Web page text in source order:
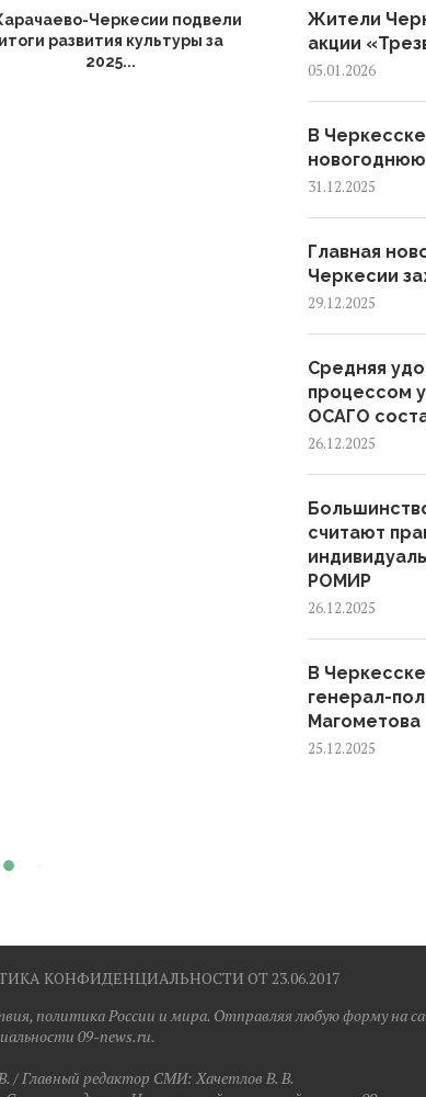
Черкесии подвели
итоги развития культуры за
2025...
Жители
акции
05.01.2026
В
31.12.2025
Главная
Черкесии
29.12.2025
Средняя
процессом
ОСАГО
26.12.2025
считают
РОМИР
26.12.2025
В
генерал-
Магометова
25.12.2025
КОНФИДЕНЦИАЛЬНОСТИ ОТ 23.06.2017
политика России и мира. Отправляя любую форму на
09-news.ru.
/ Главный редактор СМИ: Хaчeтлoв B. B.